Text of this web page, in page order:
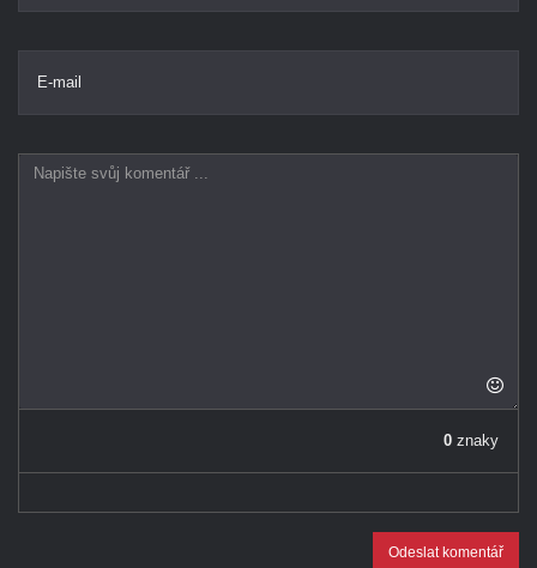
E-mail
0 znaky
Odeslat komentář